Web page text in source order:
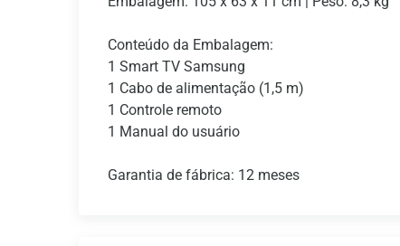
Conteúdo da Embalagem:
1 Smart TV Samsung
1 Cabo de alimentação (1,5 m)
1 Controle remoto
1 Manual do usuário
Garantia de fábrica: 12 meses